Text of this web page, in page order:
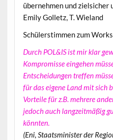
übernehmen und zielsicher
Emily Golletz, T. Wieland
Schülerstimmen zum
Durch POL&IS ist mir klar
Kompromisse eingehen
Entscheidungen treffen
für das eigene Land mit sich
Vorteile für z.B. mehrere
jedoch auch langzeitmäßig
könnten.
(Eni, Staatsminister der